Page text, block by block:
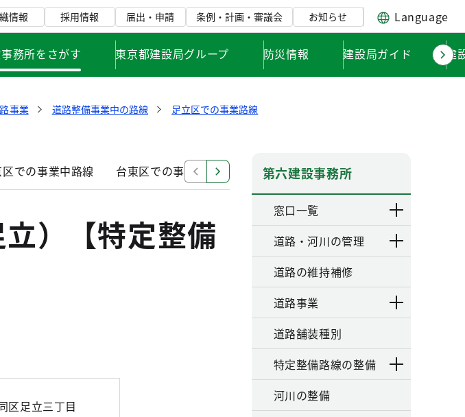
情報 採用情報 届出・申請 条例・計画・審議会 お知らせ Language
務所をさがす 東京都建設局グループ 防災情報 建設局ガイド 建
事業 道路整備事業中の路線
足立区での事業路線
での事業中路線 台東区での事業路線 足立区での事業路線
）【特定整備
区足立三丁目
第六建設事務所
窓口一覧
道路・河川の管理
道路の維持補修
道路事業
道路舗装種別
特定整備路線の整備
河川の整備